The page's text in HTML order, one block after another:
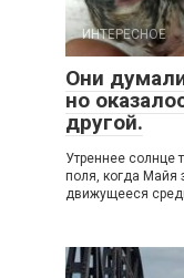
ИНТЕРЕСНОЕ
Они
но
другой.
Утреннее солнце
поля, когда Майя
движущееся